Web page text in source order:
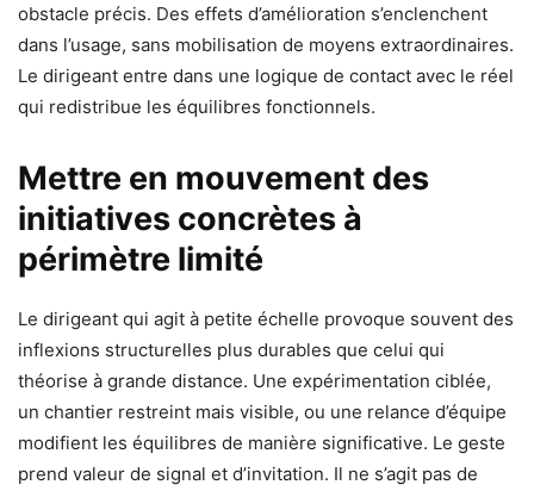
obstacle précis. Des effets d’amélioration s’enclenchent
dans l’usage, sans mobilisation de moyens extraordinaires.
Le dirigeant entre dans une logique de contact avec le réel
qui redistribue les équilibres fonctionnels.
Mettre en mouvement des
initiatives concrètes à
périmètre limité
Le dirigeant qui agit à petite échelle provoque souvent des
inflexions structurelles plus durables que celui qui
théorise à grande distance. Une expérimentation ciblée,
un chantier restreint mais visible, ou une relance d’équipe
modifient les équilibres de manière significative. Le geste
prend valeur de signal et d’invitation. Il ne s’agit pas de